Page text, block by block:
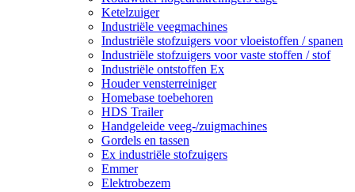
Ketelzuiger
Industriële veegmachines
Industriële stofzuigers voor vloeistoffen / spanen
Industriële stofzuigers voor vaste stoffen / stof
Industriële ontstoffen Ex
Houder vensterreiniger
Homebase toebehoren
HDS Trailer
Handgeleide veeg-/zuigmachines
Gordels en tassen
Ex industriële stofzuigers
Emmer
Elektrobezem